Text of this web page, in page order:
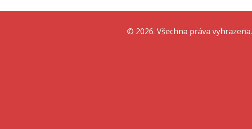
© 2026. Všechna práva vyhrazena.